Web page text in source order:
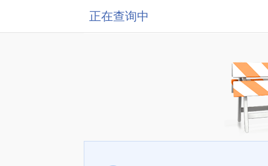
正在查询中